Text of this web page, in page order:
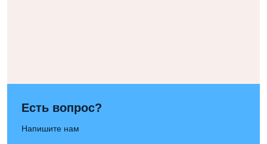
Есть вопрос?
Напишите нам